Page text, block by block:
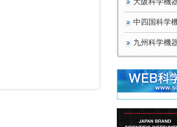
中四国科学
九州科学機